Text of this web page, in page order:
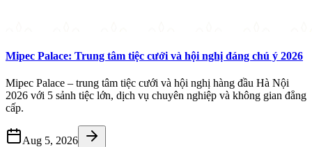
Mipec Palace: Trung tâm tiệc cưới và hội nghị đáng chú ý 2026
Mipec Palace – trung tâm tiệc cưới và hội nghị hàng đầu Hà Nội
2026 với 5 sảnh tiệc lớn, dịch vụ chuyên nghiệp và không gian đẳng
cấp.
Aug 5, 2026